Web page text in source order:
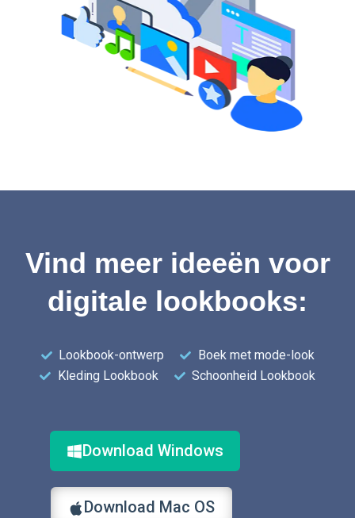
Vind meer ideeën voor
digitale lookbooks:
Lookbook-ontwerp
Boek met mode-look
Kleding Lookbook
Schoonheid Lookbook
Download Windows
Download Mac OS